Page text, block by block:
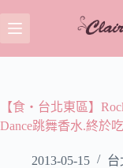
至
主
容【食‧台北東區】
Dance跳舞香水.終於
2013-05-15
台